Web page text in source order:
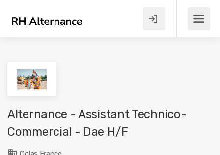
Alternance - Assistant Technico-
Commercial - Dae H/F